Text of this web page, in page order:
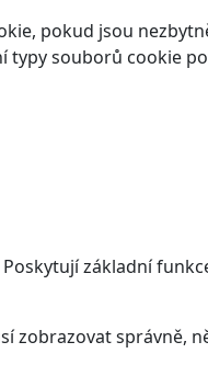
pokud jsou
souborů cookie
základní
zobrazovat